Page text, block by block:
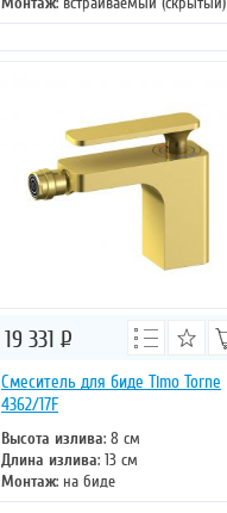
Управление: однорычажное
Цвет смесителя: золото
Смеситель для биде Timo Torne
4362/17F
Высота излива: 8 см
Длина излива: 13 см
Монтаж: на биде
Тип излива: литой
19 331 Р